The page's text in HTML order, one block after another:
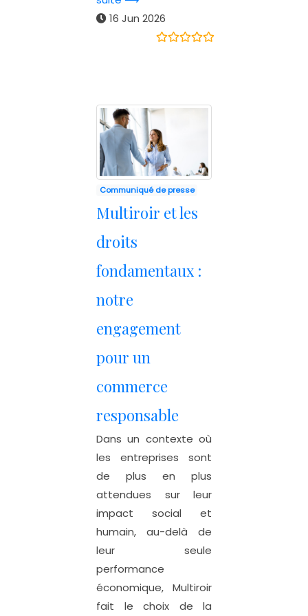
16 Jun 2026
Communiqué de presse
Multiroir et les
droits
fondamentaux :
notre
engagement
pour un
commerce
responsable
Dans un contexte où
les entreprises sont
de plus en plus
attendues sur leur
impact social et
humain, au-delà de
leur seule
performance
économique, Multiroir
fait le choix de la